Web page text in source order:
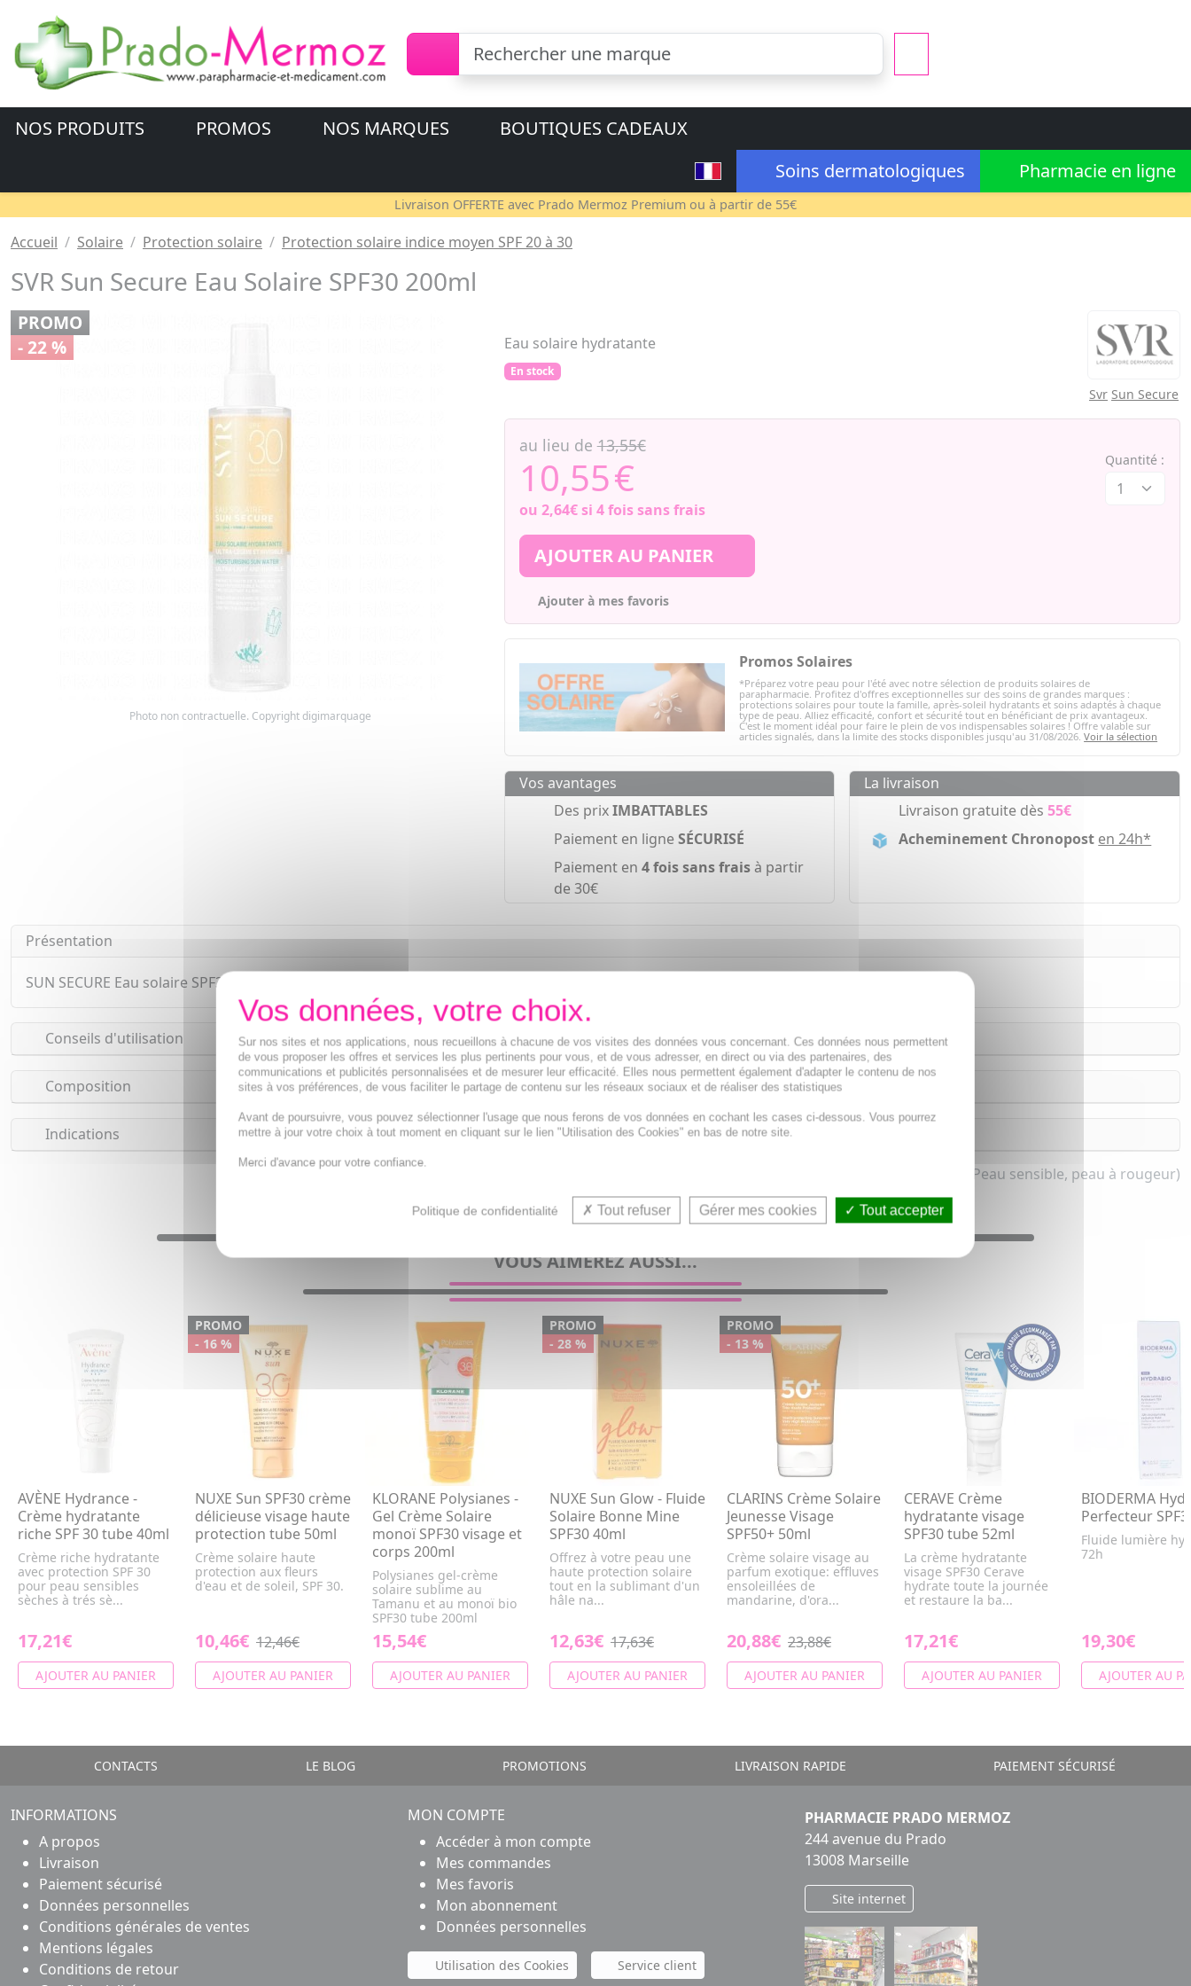
NOS PRODUITS PROMOS NOS MARQUES
BOUTIQUES CADEAUX
Soins dermatologiques
Pharmacie en ligne
Livraison OFFERTE avec Prado Mermoz Premium ou à partir de 55€
Accueil Solaire Protection solaire Protection solaire indice moyen SPF 20 à 30
SVR Sun Secure Eau Solaire SPF30 200ml
PROMO
- 22 %
Photo non contractuelle. Copyright digimarquage
Eau solaire hydratante
En stock
Svr Sun Secure
au lieu de13,55€
10,55€
ou 2,64€si 4 fois sans frais
Quantité :
AJOUTER AU PANIER
Ajouter à mes favoris
Promos Solaires
*Préparez votre peau pour l'été avec notre sélection de produits solaires de
parapharmacie. Profitez d'offres exceptionnelles sur des soins de grandes marques :
protections solaires pour toute la famille, après-soleil hydratants et soins adaptés à chaque
type de peau. Alliez efficacité, confort et sécurité tout en bénéficiant de prix avantageux.
C'est le moment idéal pour faire le plein de vos indispensables solaires ! Offre valable sur
articles signalés, dans la limite des stocks disponibles jusqu'au 31/08/2026.Voir la sélection
Vos avantages
Des prixIMBATTABLES
Paiement en ligneSÉCURISÉ
Paiement en 4 fois sans fraisà partir
de 30€
La livraison
Livraison gratuite dès55€
Acheminement Chronopost en 24h*
Présentation
SUN SECURE Eau solaire SPF30 est une eau protectrice biodégradable à la sensorialité unique pour les peaux sensibles exposées au soleil.
Conseils d'utilisation
Composition
Indications
Crème, Fluide solaire protection moyenne SPF 20/30 pour femme et homme (Peau sensible, peau à rougeur)
VOUS AIMEREZ AUSSI...
AVÈNE Hydrance -
Crème hydratante
riche SPF 30 tube 40ml
Crème riche hydratante
avec protection SPF 30
pour peau sensibles
sèches à trés sè...
17,21€
AJOUTER AU PANIER
PROMO
- 16 %
NUXE Sun SPF30 crème
délicieuse visage haute
protection tube 50ml
Crème solaire haute
protection aux fleurs
d'eau et de soleil, SPF 30.
10,46€ 12,46€
AJOUTER AU PANIER
KLORANE Polysianes -
Gel Crème Solaire
monoï SPF30 visage et
corps 200ml
Polysianes gel-crème
solaire sublime au
Tamanu et au monoï bio
SPF30 tube 200ml
15,54€
AJOUTER AU PANIER
PROMO
- 28 %
NUXE Sun Glow - Fluide
Solaire Bonne Mine
SPF30 40ml
Offrez à votre peau une
haute protection solaire
tout en la sublimant d'un
hâle na...
12,63€ 17,63€
AJOUTER AU PANIER
PROMO
- 13 %
CLARINS Crème Solaire
Jeunesse Visage
SPF50+ 50ml
Crème solaire visage au
parfum exotique: effluves
ensoleillées de
mandarine, d'ora...
20,88€ 23,88€
AJOUTER AU PANIER
CERAVE Crème
hydratante visage
SPF30 tube 52ml
La crème hydratante
visage SPF30 Cerave
hydrate toute la journée
et restaure la ba...
17,21€
AJOUTER AU PANIER
BIODERMA
Perfecteur
Fluide lumière
72h
19,30€
AJOUTER AU
CONTACTS LE BLOG PROMOTIONS LIVRAISON RAPIDE PAIEMENT SÉCURISÉ
INFORMATIONS
A propos
Livraison
Paiement sécurisé
Données personnelles
Conditions générales de ventes
Mentions légales
Conditions de retour
MON COMPTE
Accéder à mon compte
Mes commandes
Mes favoris
Mon abonnement
Données personnelles
Utilisation des Cookies Service client
PHARMACIE PRADO MERMOZ
244 avenue du Prado
13008 Marseille
Site internet
Sur nos sites et nos applications, nous recueillons à chacune de vos visites des données vous concernant. Ces données nous permettent
de vous proposer les offres et services les plus pertinents pour vous, et de vous adresser, en direct ou via des partenaires, des
communications et publicités personnalisées et de mesurer leur efficacité. Elles nous permettent également d'adapter le contenu de nos
sites à vos préférences, de vous faciliter le partage de contenu sur les réseaux sociaux et de réaliser des statistiques
Avant de poursuivre, vous pouvez sélectionner l'usage que nous ferons de vos données en cochant les cases ci-dessous. Vous pourrez
mettre à jour votre choix à tout moment en cliquant sur le lien "Utilisation des Cookies" en bas de notre site.
Merci d'avance pour votre confiance.
Politique de confidentialité Tout refuser Gérer mes cookies Tout accepter